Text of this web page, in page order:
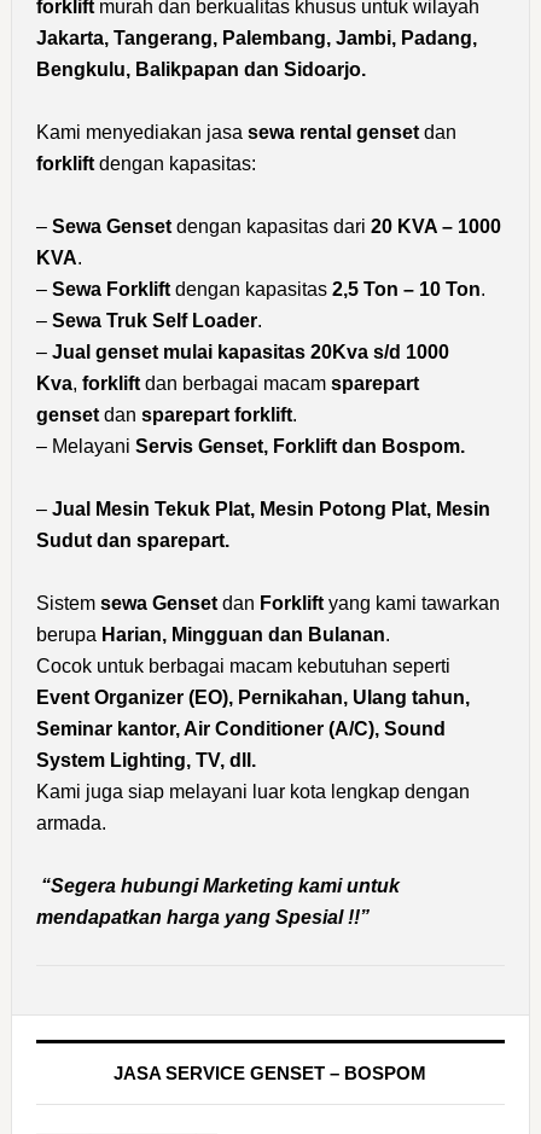
forklift murah dan berkualitas khusus untuk wilayah
Jakarta, Tangerang, Palembang, Jambi, Padang,
Bengkulu, Balikpapan dan Sidoarjo.
Kami menyediakan jasa sewa rental gensetdan
forkliftdengan kapasitas:
– Sewa Gensetdengan kapasitas dari 20 KVA – 1000
KVA.
– Sewa Forkliftdengan kapasitas 2,5 Ton – 10 Ton.
– Sewa Truk Self Loader.
– Jual genset mulai kapasitas 20Kva s/d 1000
Kva, forkliftdan berbagai macam sparepart
gensetdan sparepart forklift.
– Melayani Servis Genset, Forklift dan Bospom.
– Jual Mesin Tekuk Plat, Mesin Potong Plat, Mesin
Sudut dan sparepart.
Sistem sewa Gensetdan Forkliftyang kami tawarkan
berupa Harian, Mingguan dan Bulanan.
Cocok untuk berbagai macam kebutuhan seperti
Event Organizer (EO), Pernikahan, Ulang tahun,
Seminar kantor, Air Conditioner (A/C), Sound
System Lighting, TV, dll.
Kami juga siap melayani luar kota lengkap dengan
armada.
“Segera hubungi Marketing kami untuk
mendapatkan harga yang Spesial !!”
JASA SERVICE GENSET – BOSPOM